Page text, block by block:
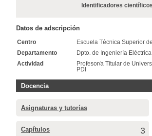
Identificadores científicos
Datos de adscripción
Centro
Escuela Técnica Superior
Departamento
Dpto. de Ingeniería Eléctrica
Actividad
Profesor/a Titular de
PDI
Docencia
Asignaturas y tutorías
Capítulos 3